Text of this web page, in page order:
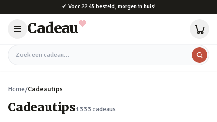
✔ Voor 22:45 besteld, morgen in huis!
Cadeau
Zoek een cadeau
Home/Cadeautips
Cadeautips1333 cadeaus